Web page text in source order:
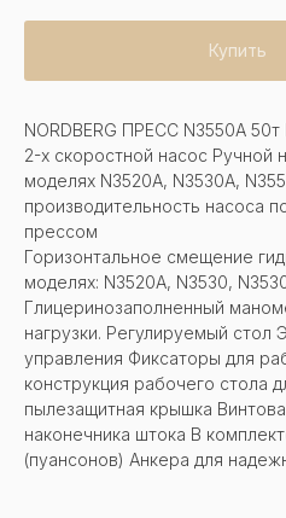
Купить
NORDBERG ПРЕСС N3550A 50т
2-х скоростной насос Ручной
моделях N3520A, N3530A,
производительность насоса
прессом
Горизонтальное смещение
моделях: N3520A, N3530,
Глицеринозаполненный
нагрузки. Регулируемый стол
управления Фиксаторы для
конструкция рабочего стола
пылезащитная крышка
наконечника штока В
(пуансонов) Анкера для